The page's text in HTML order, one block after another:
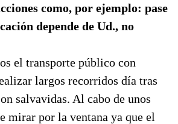
como, por ejemplo: pase
depende de Ud., no
el transporte público con
largos recorridos día tras
salvavidas. Al cabo de unos
mirar por la ventana ya que el